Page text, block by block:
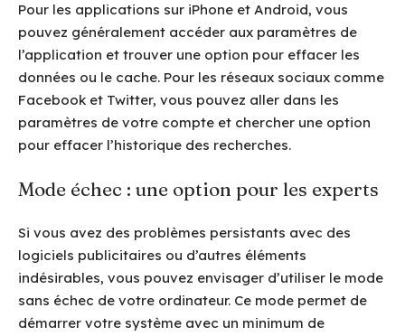
Pour les applications sur iPhone et Android, vous
pouvez généralement accéder aux paramètres de
l’application et trouver une option pour effacer les
données ou le cache. Pour les réseaux sociaux comme
Facebook et Twitter, vous pouvez aller dans les
paramètres de votre compte et chercher une option
pour effacer l’historique des recherches.
Mode échec : une option pour les experts
Si vous avez des problèmes persistants avec des
logiciels publicitaires ou d’autres éléments
indésirables, vous pouvez envisager d’utiliser le mode
sans échec de votre ordinateur. Ce mode permet de
démarrer votre système avec un minimum de